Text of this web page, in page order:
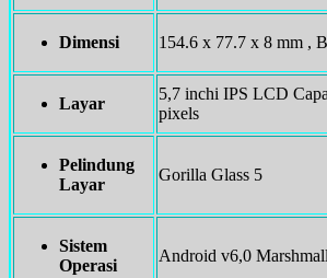
Dimensi 154.6 x 77.7 x 8 mm ,
Layar
5,7 inchi IPS LCD
pixels
Pelindung
Layar
Gorilla Glass 5
Sistem
Operasi
Android v6,0